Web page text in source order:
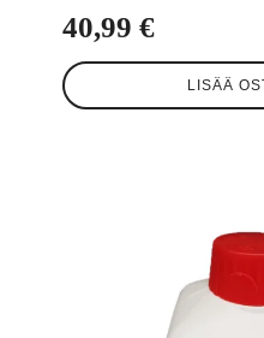
40,99 €
LISÄÄ